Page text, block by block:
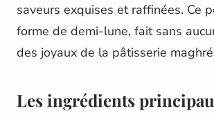
saveurs exquises et raffinées. Ce
forme de demi-lune, fait sans
des joyaux de la pâtisserie
Les ingrédients